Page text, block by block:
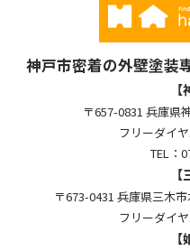
神戸市密着の外壁塗
〒657-0831 兵庫県
フリーダイ
TEL：
〒673-0431 兵庫県三木
フリーダイ